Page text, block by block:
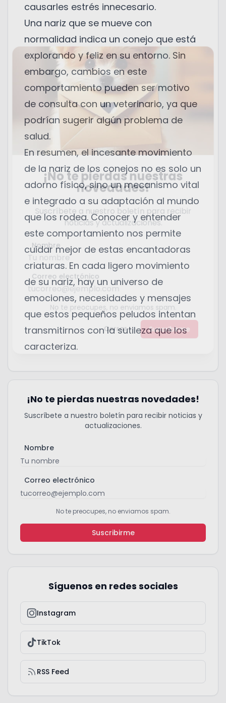
causarles estrés innecesario.
Una nariz que se mueve con
normalidad indica un conejo que está
explorando y feliz en su entorno. Sin
embargo, cambios en este
comportamiento pueden ser motivo
de consulta con un veterinario, ya que
podrían sugerir algún problema de
salud.
En resumen, el incesante movimiento
de la nariz de los conejos no es solo un
adorno físico, sino un mecanismo vital
e integrado a su adaptación al mundo
que los rodea. Conocer y entender
este comportamiento nos permite
cuidar mejor de estas encantadoras
criaturas. En cada ligero movimiento
de su nariz, hay un universo de
emociones, necesidades y mensajes
que estos pequeños peludos intentan
transmitirnos con la sutileza que los
caracteriza.
¡No te pierdas nuestras novedades!
Suscríbete a nuestro boletín para recibir noticias y
actualizaciones.
Nombre
Correo electrónico
No te preocupes, no enviamos spam.
Suscribirme
Síguenos en redes sociales
Instagram
TikTok
RSS Feed
¡No te pierdas nuestras
novedades!
Suscríbete a nuestro boletín para recibir
noticias y actualizaciones.
Nombre
Correo electrónico
No te preocupes, no enviamos spam.
Cerrar Suscribirme